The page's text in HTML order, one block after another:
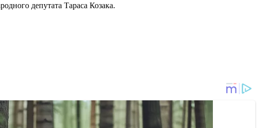
депутата Тараса Козака.